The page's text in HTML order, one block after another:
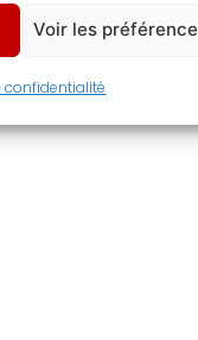
Voir les
confidentialité